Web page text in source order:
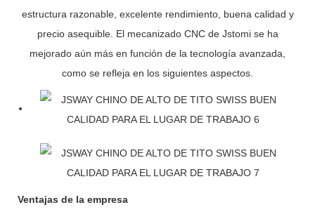
estructura razonable, excelente rendimiento, buena calidad y
precio asequible. El mecanizado CNC de Jstomi se ha
mejorado aún más en función de la tecnología avanzada,
como se refleja en los siguientes aspectos.
Ventajas de la empresa